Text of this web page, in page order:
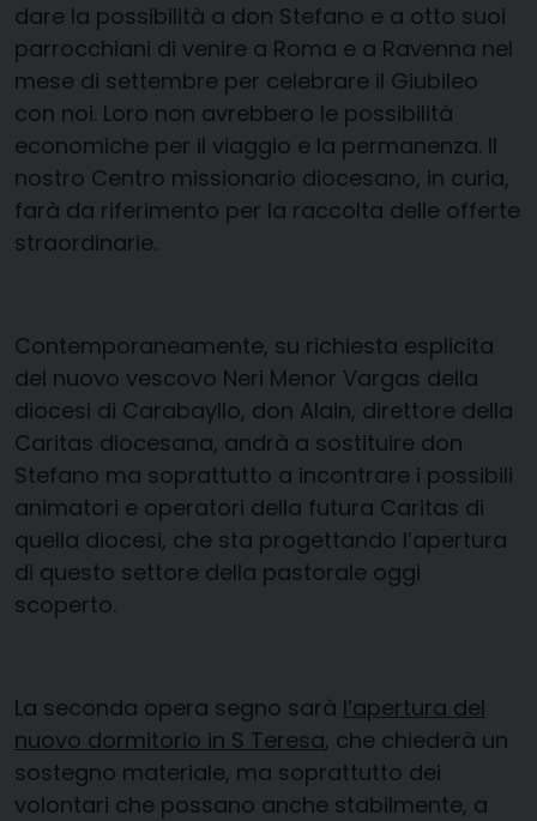
dare la possibilità a don Stefano e a otto suoi
parrocchiani di venire a Roma e a Ravenna nel
mese di settembre per celebrare il Giubileo
con noi. Loro non avrebbero le possibilità
economiche per il viaggio e la permanenza. Il
nostro Centro missionario diocesano, in curia,
farà da riferimento per la raccolta delle offerte
straordinarie.
Contemporaneamente, su richiesta esplicita
del nuovo vescovo Neri Menor Vargas della
diocesi di Carabayllo, don Alain, direttore della
Caritas diocesana, andrà a sostituire don
Stefano ma soprattutto a incontrare i possibili
animatori e operatori della futura Caritas di
quella diocesi, che sta progettando l’apertura
di questo settore della pastorale oggi
scoperto.
La seconda opera segno sarà l’apertura del
nuovo dormitorio in S Teresa, che chiederà un
sostegno materiale, ma soprattutto dei
volontari che possano anche stabilmente, a